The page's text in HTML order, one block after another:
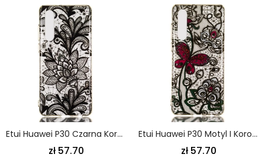
Etui Huawei P30 Czarna Koronka Etui Ochronne
zł 57.70
Etui Huawei P30 Motyl I Koronka Etui Ochronne
zł 57.70